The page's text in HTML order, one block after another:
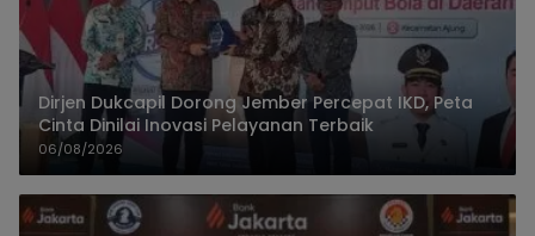
Dirjen Dukcapil Dorong Jember Percepat IKD, Peta
Cinta Dinilai Inovasi Pelayanan Terbaik
06/08/2026